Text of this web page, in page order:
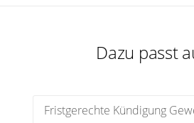
Dazu passt
Fristgerechte Kündigung